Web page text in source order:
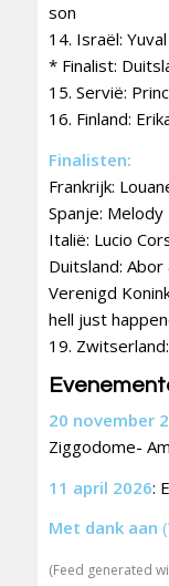
son
14. Israël:
* Finalist:
15. Servië:
16. Finland:
Finalisten:
Frankrijk:
Spanje: Melody
Italië: Lucio
Duitsland:
Verenigd
hell just
19.
20 november
Ziggodome-
11 april 2026:
Met dank aan
(Feed generated